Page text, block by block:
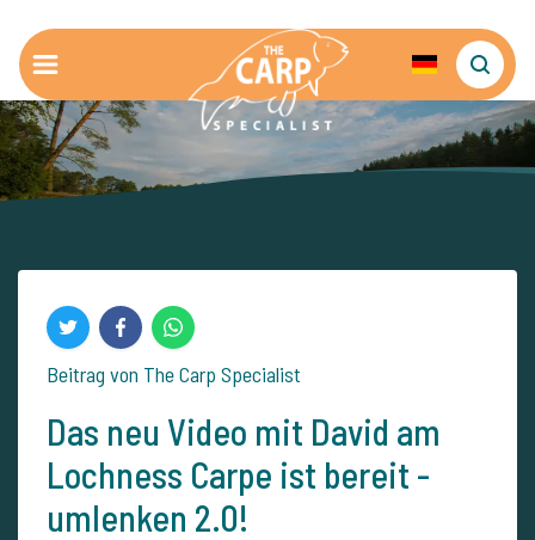
Beitrag von The Carp Specialist
Das neu Video mit David am
Lochness Carpe ist bereit -
umlenken 2.0!